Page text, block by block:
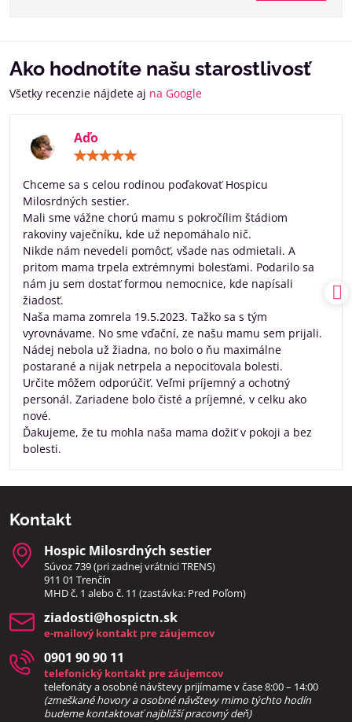
Ako hodnotíte našu starostlivosť
Všetky recenzie nájdete aj na Google
Aďo
5
Chceme sa s celou rodinou poďakovať Hospicu
Milosrdných sestier.
Mali sme vážne chorú mamu s pokročílim štádiom
rakoviny vaječníku, kde už nepomáhalo nič.
Nikde nám nevedeli pomôcť, všade nas odmietali. A
pritom mama trpela extrémnymi bolesťami. Podarilo sa
nám ju sem dostať formou nemocnice, kde napísali
žiadosť.
Naša mama zomrela 19.5.2023. Tažko sa s tým
vyrovnávame. No sme vďační, ze našu mamu sem prijali.
Nádej nebola už žiadna, no bolo o ňu maximálne
postarané a nijak netrpela a nepociťovala bolesti.
Určite môžem odporúčiť. Veľmi príjemný a ochotný
personál. Zariadene bolo čisté a príjemné, v celku ako
nové.
Ďakujeme, že tu mohla naša mama dožiť v pokoji a bez
bolesti.
Kontakt
Hospic Milosrdných sestier
Súvoz 739 (pri zadnej vrátnici TRENS)
911 01 Trenčín
MHD č. 1 alebo č. 11 (zastávka: Pred Poľom)
ziadosti​@hospictn​.sk
e-mailový kontakt pre záujemcov
0901 90 90 11
telefonický kontakt pre záujemcov
telefonáty a osobné návštevy prijímame v čase 8:00 – 14:00
(zmeškané hovory a osobné návštevy mimo týchto hodín
budeme kontaktovať najbližší pracovný deň)